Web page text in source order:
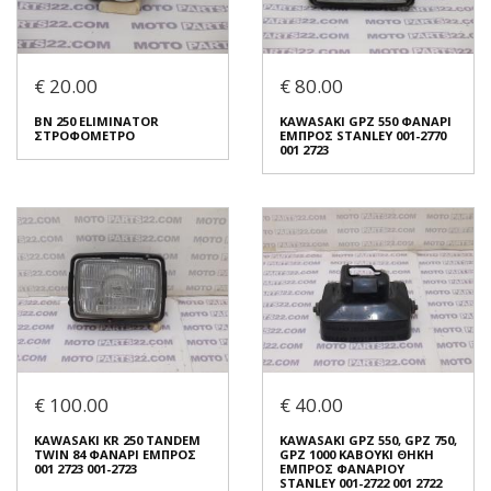
Συνδεθείτε για αγορά
Συνδεθείτε για αγορά
KAWASAKI KLE 400, KLE 500
ΦΑΝΑΡΙ ΕΜΠΡΟΣ (
)
Σε Απόθεμα: 1
Προέλευση: Original
Νούμερο Αγγελίας (SKU):
52040
Συνδεθείτε για αγορά
KAWASAKI ZZR 1100 95 96
ZX-10 95 ΔΙΑΚΟΠΤΗΣ
€ 40.00
Σε Απόθεμα: 1
Προέλευση:Original
Νούμερο Αγγελίας (SKU):
49820
Συνδεθείτε για αγορά
€ 20.00
BN 250 ELIMINATOR
ΣΤΡΟΦΟΜΕΤΡΟ
BN 250 ELIMINATOR
€ 20.00
Σε Απόθεμα: 1
€ 80.00
KAWASAKI GPZ 550 ΦΑΝΑΡΙ
ΕΜΠΡΟΣ STANLEY 001-2770
001 2723
KAWASAKI GPZ 550 ΦΑΝΑΡΙ
001 2723
Σε Απόθεμα: 1
€ 100.00
KAWASAKI KR 250 TANDEM
TWIN 84 ΦΑΝΑΡΙ ΕΜΠΡΟΣ
001 2723 001-2723
€ 40.00
KAWASAKI GPZ 550, GPZ 750,
GPZ 1000 ΚΑΒΟΥΚΙ ΘΗΚΗ
ΕΜΠΡΟΣ ΦΑΝΑΡΙΟΥ
STANLEY 001-2722 001 2722